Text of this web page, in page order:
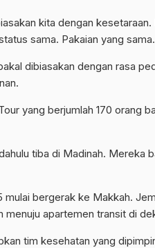
kita dengan
sama. Pakaian yang sama.
dibiasakan dengan rasa
yang berjumlah 170 orang
tiba di Madinah. Mereka
mulai bergerak ke Makkah.
menuju apartemen transit di
tim kesehatan yang